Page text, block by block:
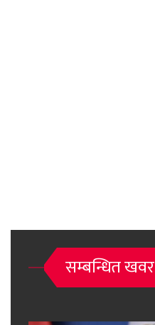
सम्बन्धित खवर